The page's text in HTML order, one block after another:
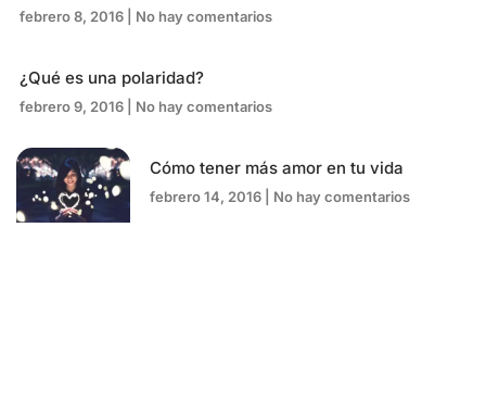
febrero 8, 2016 No hay comentarios
¿Qué es una polaridad?
febrero 9, 2016 No hay comentarios
Cómo tener más amor en tu vida
febrero 14, 2016 No hay comentarios